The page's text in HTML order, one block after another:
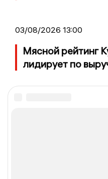
03/08/2026 13:00
Мясной рейтинг
лидирует по